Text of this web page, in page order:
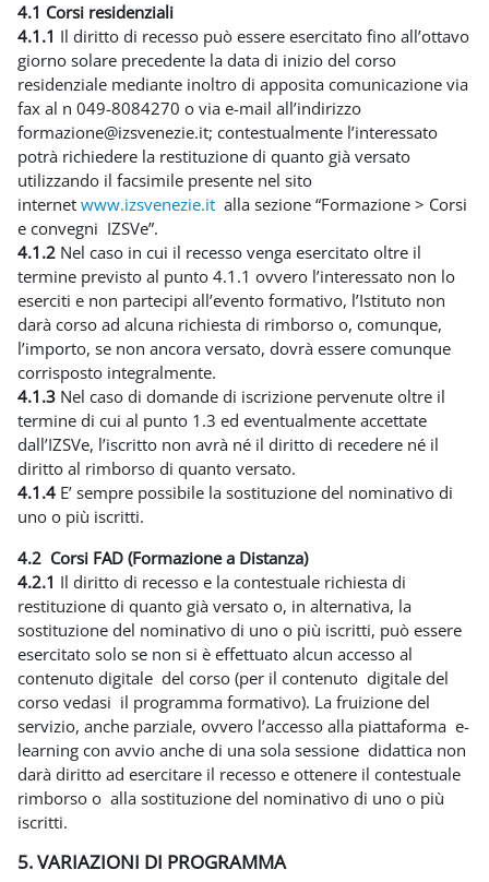
4.1 Corsi residenziali
4.1.1 Il diritto di recesso può essere esercitato fino all’ottavo
giorno solare precedente la data di inizio del corso
residenziale mediante inoltro di apposita comunicazione via
fax al n 049-8084270 o via e-mail all’indirizzo
formazione@izsvenezie.it; contestualmente l’interessato
potrà richiedere la restituzione di quanto già versato
utilizzando il facsimile presente nel sito
internet www.izsvenezie.it alla sezione “Formazione > Corsi
e convegni IZSVe”.
4.1.2 Nel caso in cui il recesso venga esercitato oltre il
termine previsto al punto 4.1.1 ovvero l’interessato non lo
eserciti e non partecipi all’evento formativo, l’Istituto non
darà corso ad alcuna richiesta di rimborso o, comunque,
l’importo, se non ancora versato, dovrà essere comunque
corrisposto integralmente.
4.1.3 Nel caso di domande di iscrizione pervenute oltre il
termine di cui al punto 1.3 ed eventualmente accettate
dall’IZSVe, l’iscritto non avrà né il diritto di recedere né il
diritto al rimborso di quanto versato.
4.1.4 E’ sempre possibile la sostituzione del nominativo di
uno o più iscritti.
4.2 Corsi FAD (Formazione a Distanza)
4.2.1 Il diritto di recesso e la contestuale richiesta di
restituzione di quanto già versato o, in alternativa, la
sostituzione del nominativo di uno o più iscritti, può essere
esercitato solo se non si è effettuato alcun accesso al
contenuto digitale del corso (per il contenuto digitale del
corso vedasi il programma formativo). La fruizione del
servizio, anche parziale, ovvero l’accesso alla piattaforma e-
learning con avvio anche di una sola sessione didattica non
darà diritto ad esercitare il recesso e ottenere il contestuale
rimborso o alla sostituzione del nominativo di uno o più
iscritti.
5. VARIAZIONI DI PROGRAMMA